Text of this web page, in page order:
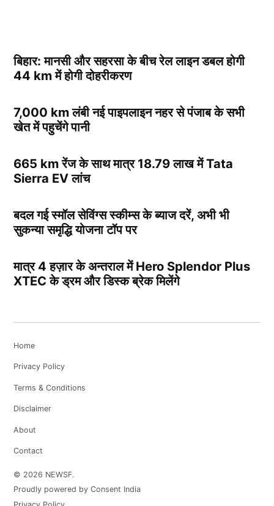
बिहार: मानसी और सहरसा के बीच रेल लाइन डबल होगी
44 km में होगी दोहरीकरण
7,000 km लंबी नई पाइपलाइन नहर से पंजाब के सभी
खेत में पहुचेंगे पानी
665 km रेंज के साथ मात्र 18.79 लाख में Tata
Sierra EV लांच
बदल गई स्मॉल सेविंग्स स्कीम्स के ब्याज दरें, अभी भी
सुकन्या समृद्धि योजना टॉप पर
मात्र 4 हज़ार के अन्तराल में Hero Splendor Plus
XTEC के ड्रम और डिस्क ब्रेक मिलेंगे
Home
Privacy Policy
Terms & Conditions
Disclaimer
About
Contact
© 2026 NEWSF.
Proudly powered by Consent India